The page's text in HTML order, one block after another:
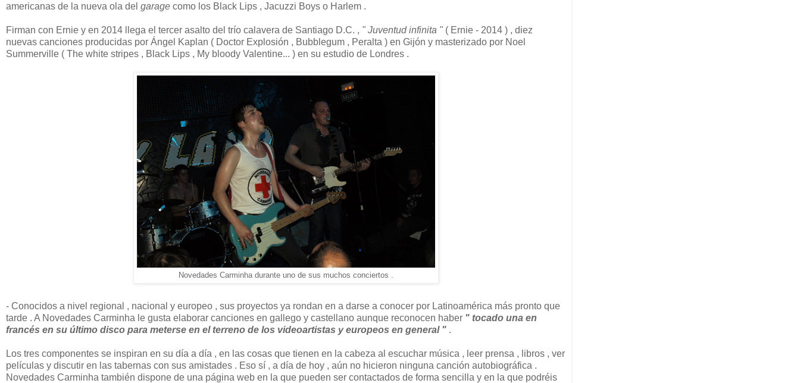
americanas de la nueva ola del garage como los Black Lips , Jacuzzi Boys o Harlem .
Firman con Ernie y en 2014 llega el tercer asalto del trío calavera de Santiago D.C. , " Juventud infinita " ( Ernie - 2014 ) , diez
nuevas canciones producidas por Ángel Kaplan ( Doctor Explosión , Bubblegum , Peralta ) en Gijón y masterizado por Noel
Summerville ( The white stripes , Black Lips , My bloody Valentine... ) en su estudio de Londres .
Novedades Carminha durante uno de sus muchos conciertos .
- Conocidos a nivel regional , nacional y europeo , sus proyectos ya rondan en a darse a conocer por Latinoamérica más pronto que
tarde . A Novedades Carminha le gusta elaborar canciones en gallego y castellano aunque reconocen haber " tocado una en
francés en su último disco para meterse en el terreno de los videoartistas y europeos en general " .
Los tres componentes se inspiran en su día a día , en las cosas que tienen en la cabeza al escuchar música , leer prensa , libros , ver
películas y discutir en las tabernas con sus amistades . Eso sí , a día de hoy , aún no hicieron ninguna canción autobiográfica .
Novedades Carminha también dispone de una página web en la que pueden ser contactados de forma sencilla y en la que podréis